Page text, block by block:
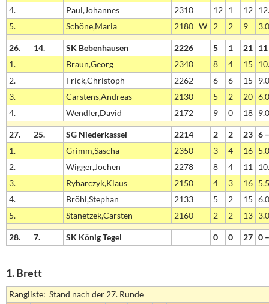
4.
Paul,Johannes 2310 12 1 12
5.
Schöne,Maria 2180 W 2 2 9
26. 14. SK Bebenhausen 2226 5 1 21
1.
Braun,Georg 2340 8 4 15
2.
Frick,Christoph 2262 6 6 15
3.
Carstens,Andreas 2130 5 2 20
4.
Wendler,David 2172 9 0 18
27. 25. SG Niederkassel 2214 2 2 23 6
1.
Grimm,Sascha 2350 3 4 16
2.
Wigger,Jochen 2278 8 4 11
3.
Rybarczyk,Klaus 2150 4 3 16
4.
Bröhl,Stephan 2133 5 2 15
5.
Stanetzek,Carsten 2160 2 2 13
28. 7. SK König Tegel 0 0 27 0
1. Brett
Rangliste: Stand nach der 27. Runde